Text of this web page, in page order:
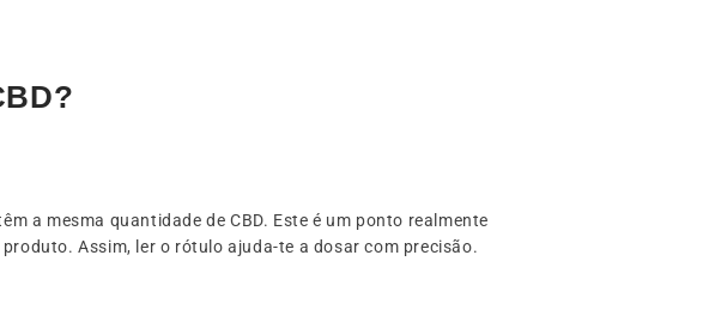
a mesma quantidade de CBD. Este é um ponto realmente
Assim, ler o rótulo ajuda-te a dosar com precisão.